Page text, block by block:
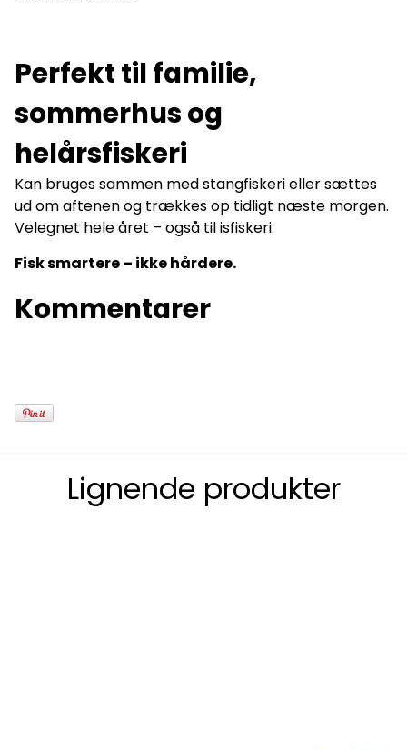
Perfekt til familie,
sommerhus og
helårsfiskeri
Kan bruges sammen med stangfiskeri eller sættes
ud om aftenen og trækkes op tidligt næste morgen.
Velegnet hele året – også til isfiskeri.
Fisk smartere – ikke hårdere.
Kommentarer
Lignende produkter